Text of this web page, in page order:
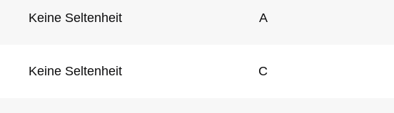
Keine Seltenheit A
Keine Seltenheit C